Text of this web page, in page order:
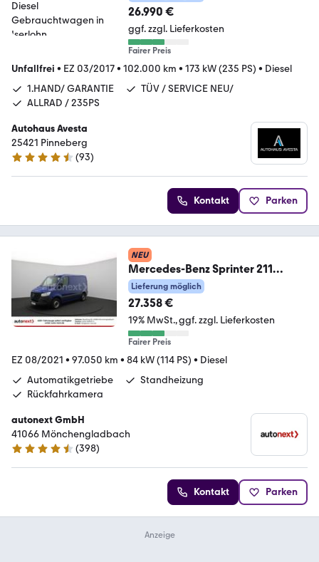
26.990 €
ggf. zzgl. Lieferkosten
Fairer Preis
Unfallfrei • EZ 03/2017• 102.000 km • 173 kW (235 PS) • Diesel
1.HAND/ GARANTIE
TÜV / SERVICE NEU/
ALLRAD / 235PS
Autohaus Avesta
25421 Pinneberg
4.6 Sterne
(93)
Kontakt Parken
NEU
Mercedes-Benz Sprinter 211
Kompakt Aut.
*KAMERA+STANDHEIZ.* (0
Lieferung möglich
27.358 €
19% MwSt. ggf. zzgl. Lieferkosten
Fairer Preis
EZ 08/2021 • 97.050 km • 84 kW (114 PS) • Diesel
Automatikgetriebe
Standheizung
Rückfahrkamera
autonext GmbH
41066 Mönchengladbach
4.7 Sterne
(398)
Kontakt Parken